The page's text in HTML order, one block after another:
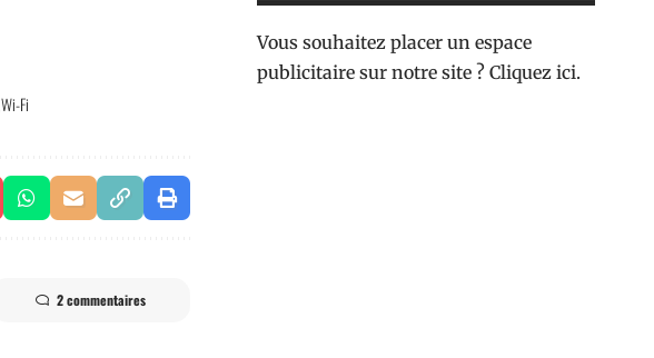
Wi-Fi
2 commentaires
Vous souhaitez placer un espace
publicitaire sur notre site ? Cliquez ici.